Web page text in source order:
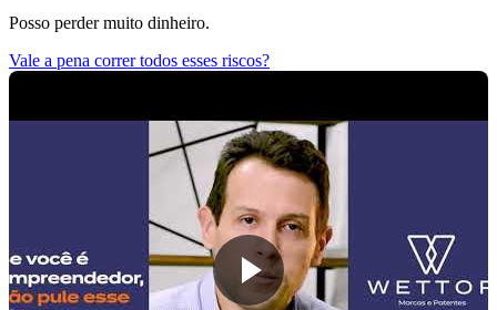
Posso perder muito dinheiro.
Vale a pena correr todos esses riscos?